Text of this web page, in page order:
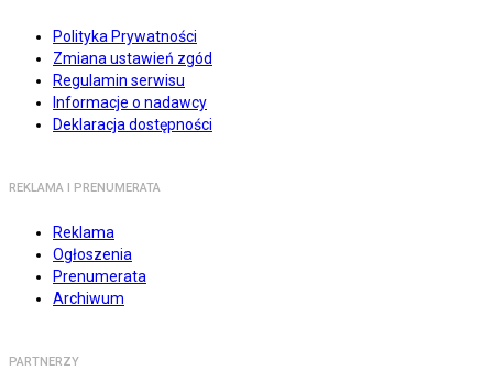
Polityka Prywatności
Zmiana ustawień zgód
Regulamin serwisu
Informacje o nadawcy
Deklaracja dostępności
REKLAMA I PRENUMERATA
Reklama
Ogłoszenia
Prenumerata
Archiwum
PARTNERZY